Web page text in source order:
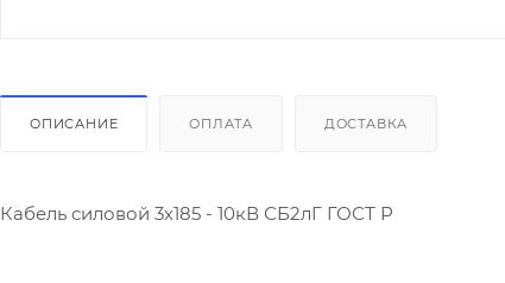
ОПИСАНИЕ ОПЛАТА ДОСТАВКА
Кабель силовой 3х185 - 10кВ СБ2лГ ГОСТ Р